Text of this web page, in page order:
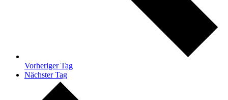
Vorheriger Tag
Nächster Tag